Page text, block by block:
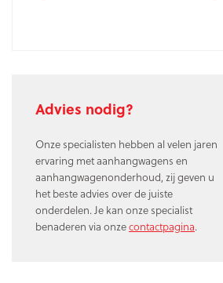
Advies nodig?
Onze specialisten hebben al velen jaren
ervaring met aanhangwagens en
aanhangwagenonderhoud, zij geven u
het beste advies over de juiste
onderdelen. Je kan onze specialist
benaderen via onzecontactpagina.